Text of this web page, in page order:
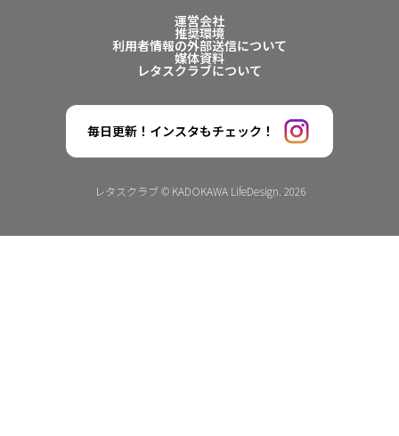
運営会社
推奨環境
利用者情報の外部送信について
媒体資料
レタスクラブについて
毎日更新！インスタもチェック！
レタスクラブ © KADOKAWA LifeDesign. 2026